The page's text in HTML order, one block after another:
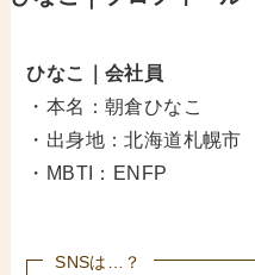
ひなこ｜会社員
・本名：朝倉ひなこ
・出身地：北海道札幌市
・MBTI：ENFP
SNSは…？